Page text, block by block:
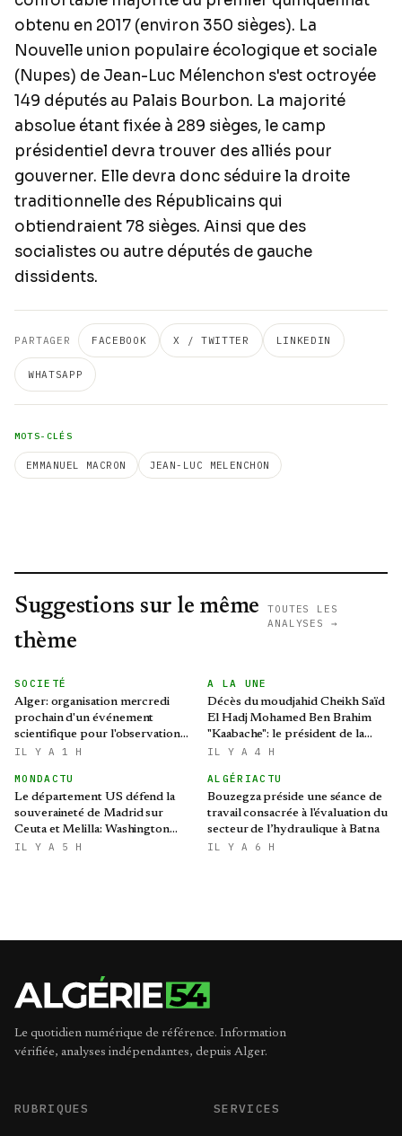
obtenu en 2017 (environ 350 sièges). La
Nouvelle union populaire écologique et sociale
(Nupes) de Jean-Luc Mélenchon s'est octroyée
149 députés au Palais Bourbon. La majorité
absolue étant fixée à 289 sièges, le camp
présidentiel devra trouver des alliés pour
gouverner. Elle devra donc séduire la droite
traditionnelle des Républicains qui
obtiendraient 78 sièges. Ainsi que des
socialistes ou autre députés de gauche
dissidents.
PARTAGER FACEBOOK X / TWITTER LINKEDIN
WHATSAPP
MOTS-CLÉS
EMMANUEL MACRON JEAN-LUC MELENCHON
Suggestions sur le même
thème
TOUTES LES
ANALYSES →
SOCIETÉ
Alger: organisation mercredi
prochain d'un événement
scientifique pour l'observation
de l'éclipse solaire partielle
IL Y A 1 H
A LA UNE
Décès du moudjahid Cheikh Saïd
El Hadj Mohamed Ben Brahim
"Kaabache": le président de la
République présente ses
IL Y A 4 H
MONDACTU
Le département US défend la
souveraineté de Madrid sur
Ceuta et Melilla: Washington
refroidit les ambitions
IL Y A 5 H
ALGÉRIACTU
Bouzegza préside une séance de
travail consacrée à l'évaluation du
secteur de l’hydraulique à Batna
IL Y A 6 H
Le quotidien numérique de référence. Information
vérifiée, analyses indépendantes, depuis Alger.
RUBRIQUES SERVICES